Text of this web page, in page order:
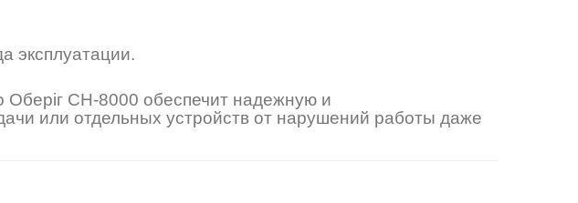
эксплуатации.
Оберіг СН-8000 обеспечит надежную и
или отдельных устройств от нарушений работы даже